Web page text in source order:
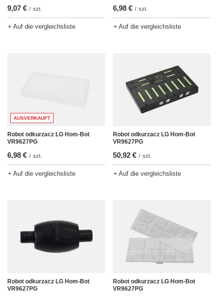
9,07 € / szt.
+ Auf die vergleichsliste
6,98 € / szt.
+ Auf die vergleichsliste
AUSVERKAUFT
Robot odkurzacz LG Hom-Bot
VR9627PG
6,98 € / szt.
+ Auf die vergleichsliste
Robot odkurzacz LG Hom-Bot
VR9627PG
50,92 € / szt.
+ Auf die vergleichsliste
Robot odkurzacz LG Hom-Bot
VR9627PG
Robot odkurzacz LG Hom-Bot
VR9627PG